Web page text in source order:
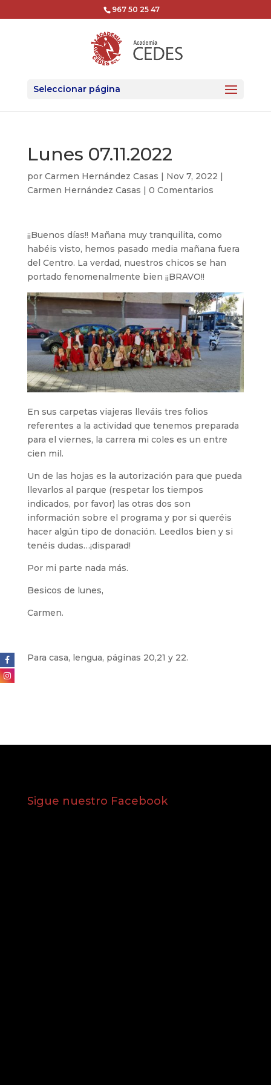
967 50 25 47
Seleccionar página
Lunes 07.11.2022
por Carmen Hernández Casas | Nov 7, 2022 |
Carmen Hernández Casas | 0 Comentarios
¡¡Buenos días!! Mañana muy tranquilita, como
habéis visto, hemos pasado media mañana fuera
del Centro. La verdad, nuestros chicos se han
portado fenomenalmente bien ¡¡BRAVO!!
En sus carpetas viajeras lleváis tres folios
referentes a la actividad que tenemos preparada
para el viernes, la carrera mi coles es un entre
cien mil.
Un de las hojas es la autorización para que pueda
llevarlos al parque (respetar los tiempos
indicados, por favor) las otras dos son
información sobre el programa y por si queréis
hacer algún tipo de donación. Leedlos bien y si
tenéis dudas…¡disparad!
Por mi parte nada más.
Besicos de lunes,
Carmen.
Para casa, lengua, páginas 20,21 y 22.
Sigue nuestro Facebook